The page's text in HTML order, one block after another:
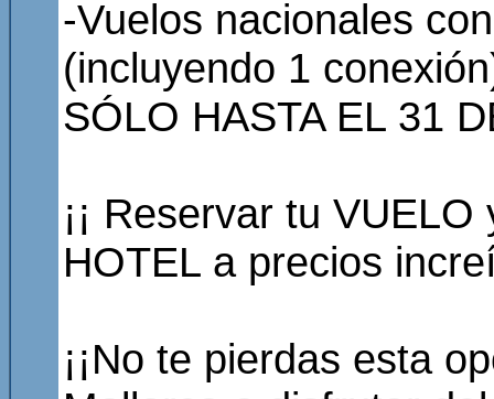
-Vuelos nacionales
(incluyendo 1
SÓLO HASTA EL 31
¡¡ Reservar tu
HOTEL a precios
¡¡No te pierdas esta